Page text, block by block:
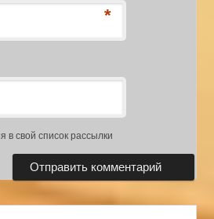
*
в свой список рассылки